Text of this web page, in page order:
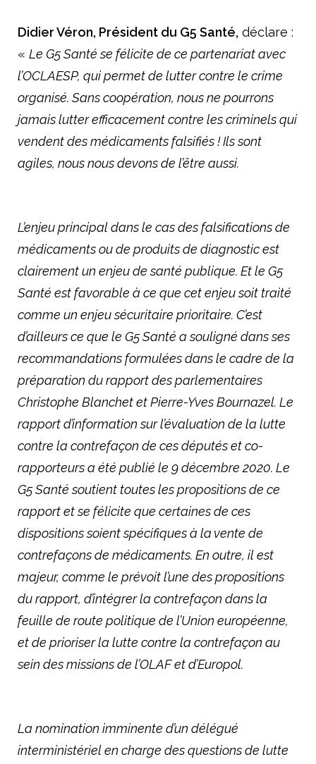
Didier Véron, Président du G5 Santé, déclare :
« Le G5 Santé se félicite de ce partenariat avec
l’OCLAESP, qui permet de lutter contre le crime
organisé. Sans coopération, nous ne pourrons
jamais lutter efficacement contre les criminels qui
vendent des médicaments falsifiés ! Ils sont
agiles, nous nous devons de l’être aussi.
L’enjeu principal dans le cas des falsifications de
médicaments ou de produits de diagnostic est
clairement un enjeu de santé publique. Et le G5
Santé est favorable à ce que cet enjeu soit traité
comme un enjeu sécuritaire prioritaire. C’est
d’ailleurs ce que le G5 Santé a souligné dans ses
recommandations formulées dans le cadre de la
préparation du rapport des parlementaires
Christophe Blanchet et Pierre-Yves Bournazel. Le
rapport d’information sur l’évaluation de la lutte
contre la contrefaçon de ces députés et co-
rapporteurs a été publié le 9 décembre 2020. Le
G5 Santé soutient toutes les propositions de ce
rapport et se félicite que certaines de ces
dispositions soient spécifiques à la vente de
contrefaçons de médicaments. En outre, il est
majeur, comme le prévoit l’une des propositions
du rapport, d’intégrer la contrefaçon dans la
feuille de route politique de l’Union européenne,
et de prioriser la lutte contre la contrefaçon au
sein des missions de l’OLAF et d’Europol.
La nomination imminente d’un délégué
interministériel en charge des questions de lutte